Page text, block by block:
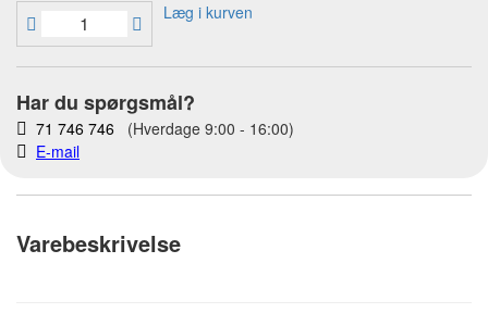
Læg i kurven
Har du spørgsmål?
71 746 746 (Hverdage 9:00 - 16:00)
E-mail
Varebeskrivelse